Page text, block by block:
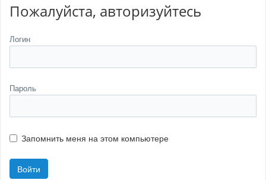
Пожалуйста, авторизуйтесь
Логин
Пароль
Запомнить меня на этом компьютере